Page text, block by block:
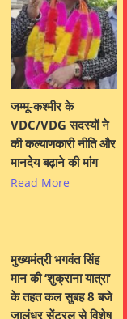
जम्मू-कश्मीर के
VDC/VDG सदस्यों ने
की कल्याणकारी नीति और
मानदेय बढ़ाने की मांग
Read More
मुख्यमंत्री भगवंत सिंह
मान की ‘शुक्राना यात्रा’
के तहत कल सुबह 8 बजे
जालंधर सेंट्रल से विशेष